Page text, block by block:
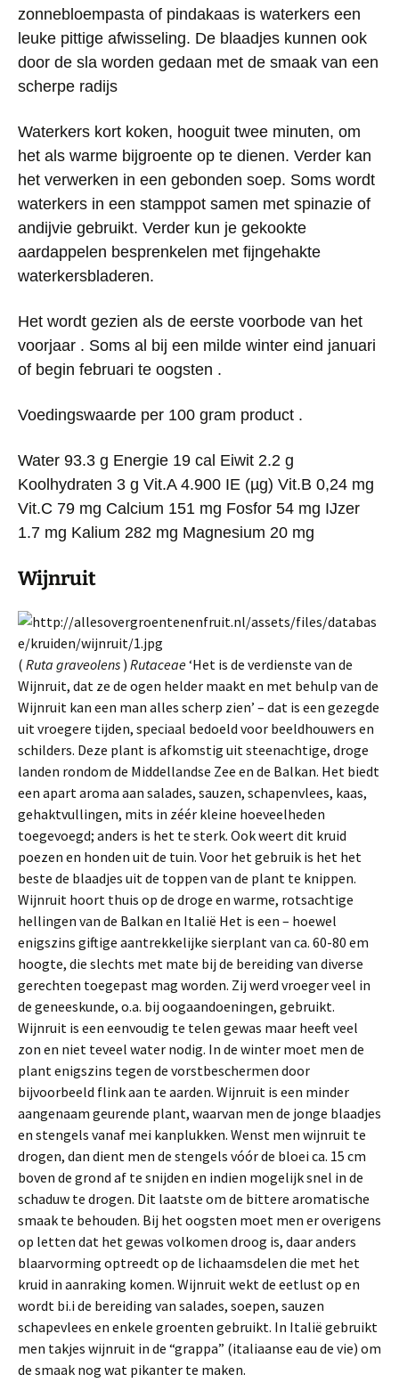
zonnebloempasta of pindakaas is waterkers een
leuke pittige afwisseling. De blaadjes kunnen ook
door de sla worden gedaan met de smaak van een
scherpe radijs
Waterkers kort koken, hooguit twee minuten, om
het als warme bijgroente op te dienen. Verder kan
het verwerken in een gebonden soep. Soms wordt
waterkers in een stamppot samen met spinazie of
andijvie gebruikt. Verder kun je gekookte
aardappelen besprenkelen met fijngehakte
waterkersbladeren.
Het wordt gezien als de eerste voorbode van het
voorjaar . Soms al bij een milde winter eind januari
of begin februari te oogsten .
Voedingswaarde per 100 gram product .
Water 93.3 g Energie 19 cal Eiwit 2.2 g
Koolhydraten 3 g Vit.A 4.900 IE (µg) Vit.B 0,24 mg
Vit.C 79 mg Calcium 151 mg Fosfor 54 mg IJzer
1.7 mg Kalium 282 mg Magnesium 20 mg
Wijnruit
( Ruta graveolens ) Rutaceae‘Het is de verdienste van de
Wijnruit, dat ze de ogen helder maakt en met behulp van de
Wijnruit kan een man alles scherp zien’ – dat is een gezegde
uit vroegere tijden, speciaal bedoeld voor beeldhouwers en
schilders. Deze plant is afkomstig uit steenachtige, droge
landen rondom de Middellandse Zee en de Balkan. Het biedt
een apart aroma aan salades, sauzen, schapenvlees, kaas,
gehaktvul­lingen, mits in zéér kleine hoeveelheden
toegevoegd; anders is het te sterk. Ook weert dit kruid
poezen en honden uit de tuin. Voor het gebruik is het het
beste de blaadjes uit de toppen van de plant te knip­pen.
Wijnruit hoort thuis op de droge en warme, rotsachtige
hellingen van de Balkan en Italië Het is een – hoewel
enigszins giftige ­aantrekkelijke sierplant van ca. 60-80 em
hoogte, die slechts met mate bij de bereiding van diverse
gerechten toege­past mag worden. Zij werd vroeger veel in
de geneeskunde, o.a. bij oogaandoe­ningen, gebruikt.
Wijnruit is een eenvoudig te telen gewas maar heeft veel
zon en niet teveel water nodig. In de winter moet men de
plant enigszins tegen de vorstbeschermen door
bijvoorbeeld flink aan te aarden. Wijnruit is een minder
aangenaam geu­rende plant, waarvan men de jonge blaad­jes
en stengels vanaf mei kanplukken. Wenst men wijnruit te
drogen, dan dient men de stengels vóór de bloei ca. 15 cm
boven de grond af te snijden en indien mogelijk snel in de
schaduw te drogen. Dit laatste om de bittere aromatische
smaak te behouden. Bij het oogsten moet men er overigens
op letten dat het gewas volkomen droog is, daar anders
blaarvorming optreedt op de lichaamsdelen die met het
kruid in aan­raking komen. Wijnruit wekt de eetlust op en
wordt bi.i de bereiding van salades, soepen, sauzen
schapevlees en enkele groenten gebruikt. In Italië gebruikt
men takjes wijnruit in de “grappa” (italiaanse eau de vie) om
de smaak nog wat pikanter te maken.